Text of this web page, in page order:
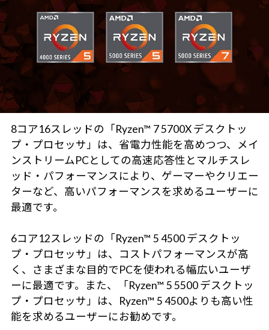
8コア16スレッドの「Ryzen™ 7 5700X デスクトッ
プ・プロセッサ」は、省電力性能を高めつつ、メイ
ンストリームPCとしての高速応答性とマルチスレ
ッド・パフォーマンスにより、ゲーマーやクリエー
ターなど、高いパフォーマンスを求めるユーザーに
最適です。
6コア12スレッドの「Ryzen™ 5 4500 デスクトッ
プ・プロセッサ」は、コストパフォーマンスが高
く、さまざまな目的でPCを使われる幅広いユーザ
ーに最適です。また、「Ryzen™ 5 5500 デスクトッ
プ・プロセッサ」は、Ryzen™ 5 4500よりも高い性
能を求めるユーザーにお勧めです。